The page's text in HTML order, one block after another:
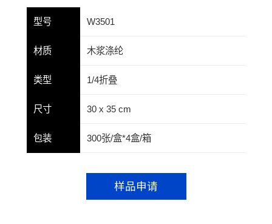
型号 W3501
材质 木浆涤纶
类型 1/4折叠
尺寸 30 x 35 cm
包装 300张/盒*4盒/箱
样品申请